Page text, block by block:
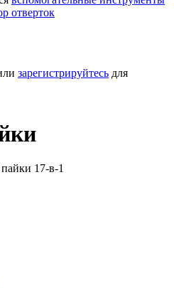
отверток
зарегистрируйтесь для
17-в-1